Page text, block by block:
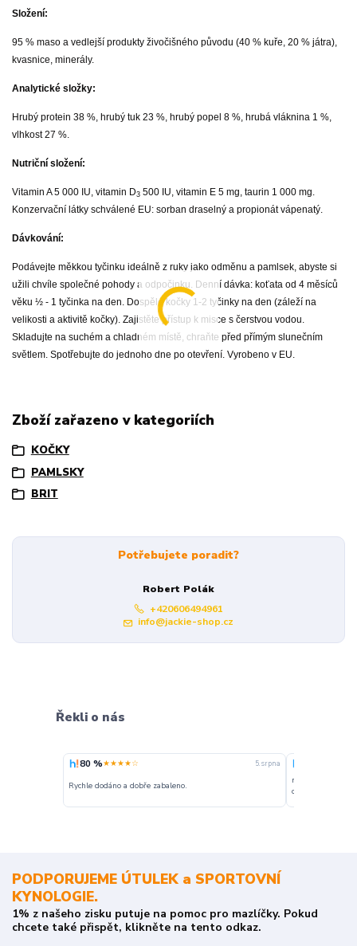
Složení:
95 % maso a vedlejší produkty živočišného původu (40 % kuře, 20 % játra),
kvasnice, minerály.
Analytické složky:
Hrubý protein 38 %, hrubý tuk 23 %, hrubý popel 8 %, hrubá vláknina 1 %,
vlhkost 27 %.
Nutriční složení:
Vitamin A 5 000 IU, vitamin D3 500 IU, vitamin E 5 mg, taurin 1 000 mg.
Konzervační látky schválené EU: sorban draselný a propionát vápenatý.
Dávkování:
Podávejte měkkou tyčinku ideálně z ruky jako odměnu a pamlsek, abyste si
užili chvíle společné pohody a odpočinku. Denní dávka: koťata od 4 měsíců
věku ½ - 1 tyčinka na den. Dospělé kočky 1-2 tyčinky na den (záleží na
velikosti a aktivitě kočky). Zajistěte přístup k misce s čerstvou vodou.
Skladujte na suchém a chladném místě, chraňte před přímým slunečním
světlem. Spotřebujte do jednoho dne po otevření. Vyrobeno v EU.
Zboží zařazeno v kategoriích
KOČKY
PAMLSKY
BRIT
Potřebujete poradit?
Robert Polák
+420606494961
info@jackie-shop.cz
Řekli o nás
80 %★★★★☆ 5. srpna
Rychle dodáno a dobře zabaleno.
nakupuji
o stavu
PODPORUJEME ÚTULEK a SPORTOVNÍ
KYNOLOGIE.
1% z našeho zisku putuje na pomoc pro mazlíčky. Pokud
chcete také přispět, klikněte na tento odkaz.